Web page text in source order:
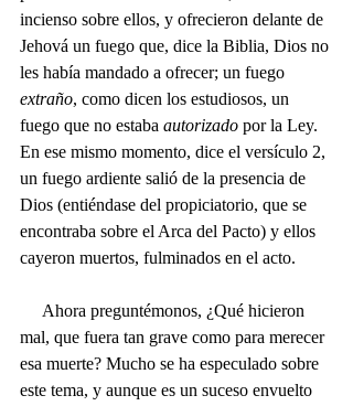
incienso sobre ellos, y ofrecieron delante de
Jehová un fuego que, dice la Biblia, Dios no
les había mandado a ofrecer; un fuego
extraño, como dicen los estudiosos, un
fuego que no estaba autorizado por la Ley.
En ese mismo momento, dice el versículo 2,
un fuego ardiente salió de la presencia de
Dios (entiéndase del propiciatorio, que se
encontraba sobre el Arca del Pacto) y ellos
cayeron muertos, fulminados en el acto.
mal, que fuera tan grave como para merecer
esa muerte? Mucho se ha especulado sobre
este tema, y aunque es un suceso envuelto